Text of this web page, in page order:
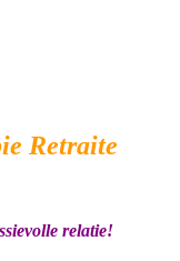
Retraite
relatie!